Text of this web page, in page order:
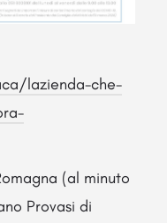
lazienda-che-
(al minuto
Provasi di